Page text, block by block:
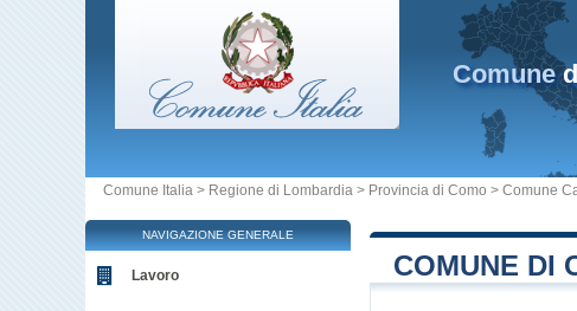
Comune
Comune Italia > Regione di Lombardia > Provincia di Como > Comune
COMUNE DI
NAVIGAZIONE GENERALE
Lavoro